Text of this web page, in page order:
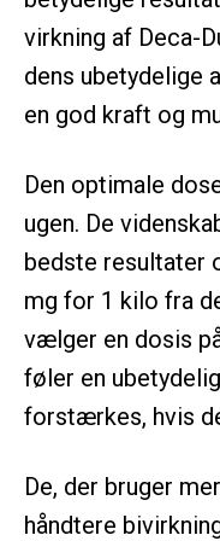
virkning af Deca-
dens ubetydelige
en god kraft og
Den optimale
ugen. De
bedste resultater
mg for 1 kilo fra
vælger en dosis
føler en
forstærkes, hvis
De, der bruger
håndtere